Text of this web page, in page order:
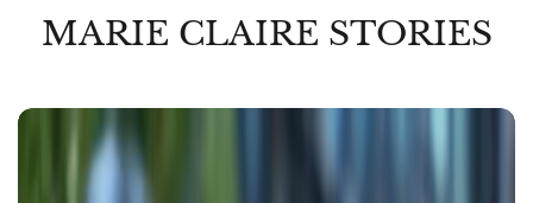
MARIE CLAIRE STORIES